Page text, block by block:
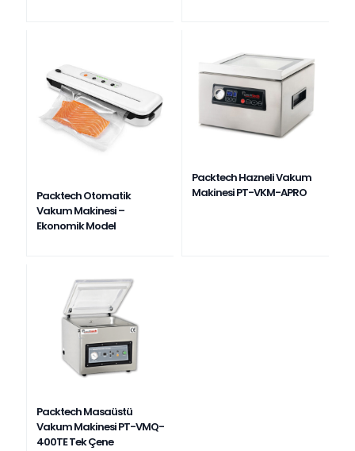
Packtech Otomatik
Vakum Makinesi –
Ekonomik Model
Packtech Hazneli Vakum
Makinesi PT-VKM-APRO
Packtech Masaüstü
Vakum Makinesi PT-VMQ-
400TE Tek Çene